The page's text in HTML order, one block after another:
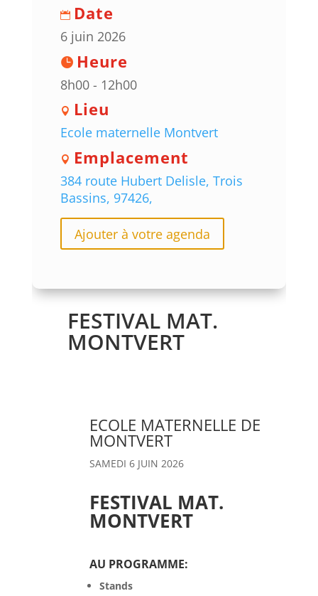
Date
6 juin 2026
Heure
8h00 - 12h00
Lieu
Ecole maternelle Montvert
Emplacement
384 route Hubert Delisle, Trois
Bassins, 97426,
Ajouter à votre agenda
FESTIVAL MAT.
MONTVERT
ECOLE MATERNELLE DE
MONTVERT
SAMEDI 6 JUIN 2026
FESTIVAL MAT.
MONTVERT
AU PROGRAMME:
Stands